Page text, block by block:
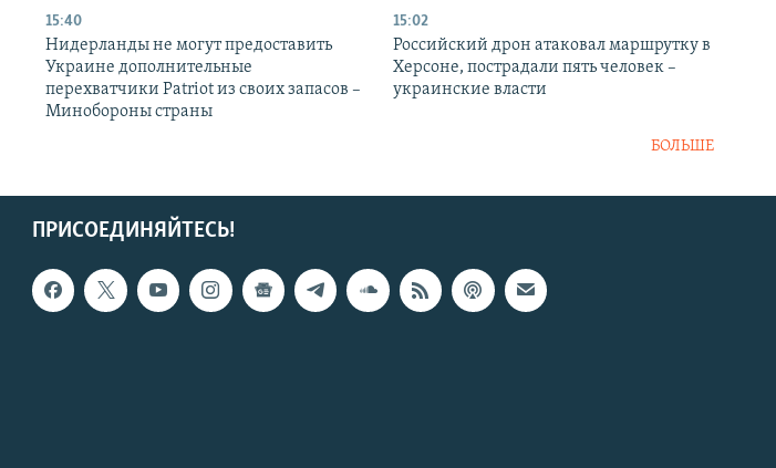
15:40
Нидерланды не могут предоставить
Украине дополнительные
перехватчики Patriot из своих запасов –
Минобороны страны
15:02
Российский дрон атаковал маршрутку в
Херсоне, пострадали пять человек –
украинские власти
БОЛЬШЕ
ПРИСОЕДИНЯЙТЕСЬ!